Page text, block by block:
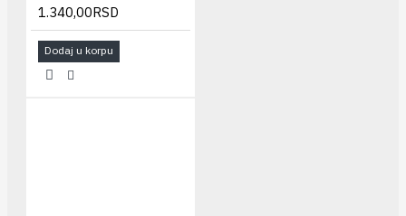
1.340,00RSD
Dodaj u korpu